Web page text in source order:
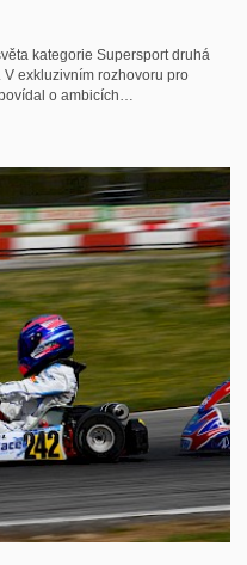
kategorie Supersport druhá
exkluzivním rozhovoru pro
o ambicích…